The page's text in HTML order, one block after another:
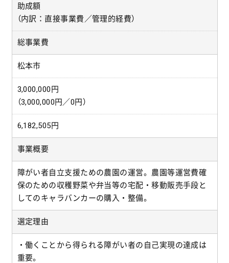
助成額
（内訳：直接事業費／管理的経費）
総事業費
松本市
3,000,000円
（3,000,000円／0円）
6,182,505円
事業概要
障がい者自立支援ための農園の運営。農園等運営費確
保のための収穫野菜や弁当等の宅配・移動販売手段と
してのキャラバンカーの購入・整備。
選定理由
・働くことから得られる障がい者の自己実現の達成は
重要。